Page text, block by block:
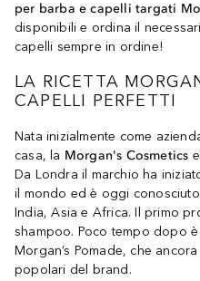
per barba e capelli targati
disponibili e ordina il
capelli sempre in ordine!
LA RICETTA
CAPELLI PERFETTI
Nata inizialmente come
casa, la Morgan's Cosmetics
Da Londra il marchio ha
il mondo ed è oggi
India, Asia e Africa. Il primo
shampoo. Poco tempo dopo
Morgan’s Pomade, che
popolari del brand.